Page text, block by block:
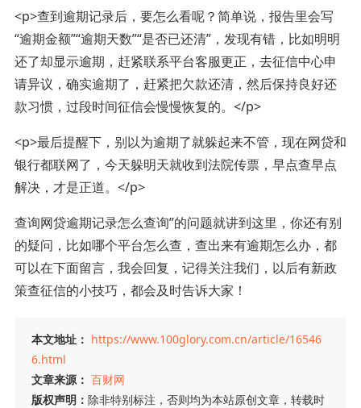
<p>查到逾期记录后，要怎么看呢？简单说，报告里会写
“逾期金额”“逾期天数”“是否已还清”，发现有错，比如明明
还了却显示逾期，赶紧联系平台客服更正，去征信中心申
请异议，确实逾期了，赶紧把欠款还清，然后保持良好还
款习惯，过段时间征信会慢慢恢复的。</p>
<p>最后提醒下，别以为逾期了就躲起来不管，现在网贷和
银行都联网了，今天躲明天就收到法院传票，早点查早点
解决，才是正道。</p>
查询网贷逾期记录怎么查询”的问题就讲到这里，你还有别
的疑问，比如哪个平台怎么查，查出来有逾期怎么办，都
可以在下面留言，我会回复，记得关注我们，以后有新政
策查征信的小技巧，都会及时告诉大家！
本文地址： https://www.100glory.com.cn/article/16546
6.html
文章来源： 百财网
版权声明： 除非特别标注，否则均为本站原创文章，转载时